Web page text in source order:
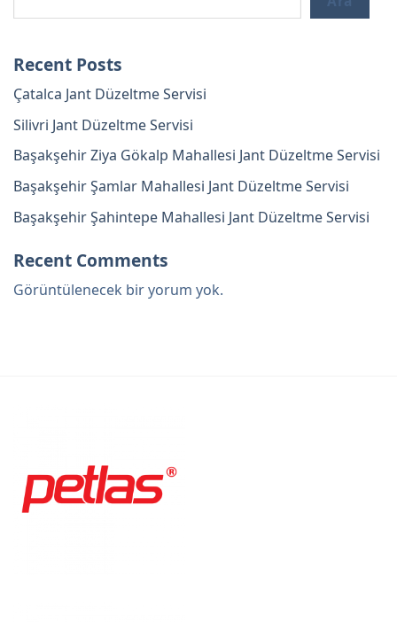
Recent Posts
Çatalca Jant Düzeltme Servisi
Silivri Jant Düzeltme Servisi
Başakşehir Ziya Gökalp Mahallesi Jant Düzeltme Servisi
Başakşehir Şamlar Mahallesi Jant Düzeltme Servisi
Başakşehir Şahintepe Mahallesi Jant Düzeltme Servisi
Recent Comments
Görüntülenecek bir yorum yok.